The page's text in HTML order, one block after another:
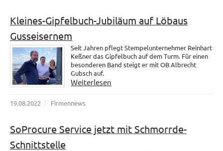
Kleines-Gipfelbuch-Jubiläum auf Löbaus
Gusseisernem
Seit Jahren pflegt Stempelunternehmer Reinhart
Keßner das Gipfelbuch auf dem Turm. Für einen
besonderen Band steigt er mit OB Albrecht
Gubsch auf.
Weiterlesen
19.08.2022 Firmennews
SoProcure Service jetzt mit Schmorrde-
Schnittstelle